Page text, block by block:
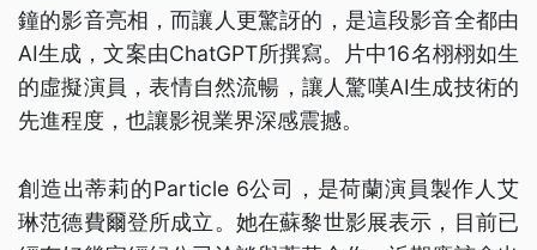
鐘的影音亮相，而讓人更驚訝的，是這段影音全都由
AI生成，文案由ChatGPT所撰寫。片中16名栩栩如生
的虛擬演員，表情自然流暢，讓人驚嘆AI生成技術的
先進程度，也讓影視業界深感震撼。
創造出蒂莉的Particle 6公司，是荷蘭演員製作人艾
琳范德費爾登所成立。她在蘇黎世影展表示，目前已